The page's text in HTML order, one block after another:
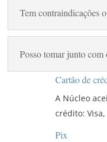
Tem contraindicações
Posso tomar junto com
Cartão de
A Núcleo
crédito:
Pix